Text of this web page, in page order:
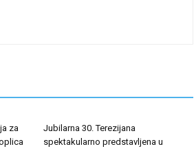
za
Jubilarna 30. Terezijana
spektakularno predstavljena u